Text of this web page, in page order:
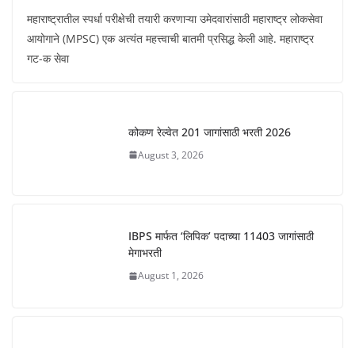
महाराष्ट्रातील स्पर्धा परीक्षेची तयारी करणाऱ्या उमेदवारांसाठी महाराष्ट्र लोकसेवा
आयोगाने (MPSC) एक अत्यंत महत्त्वाची बातमी प्रसिद्ध केली आहे. महाराष्ट्र
गट-क सेवा
कोकण रेल्वेत 201 जागांसाठी भरती 2026
August 3, 2026
IBPS मार्फत ‘लिपिक’ पदाच्या 11403 जागांसाठी
मेगाभरती
August 1, 2026